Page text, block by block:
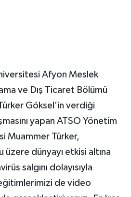
Afyon Meslek
ve Dış Ticaret Bölümü
Göksel’in verdiği
yapan ATSO Yönetim
Muammer Türker,
üzere dünyayı etkisi altına
salgını dolayısıyla
eğitimlerimizi de video